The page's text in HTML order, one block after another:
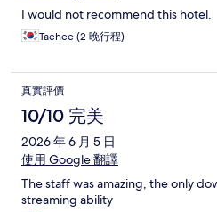
I would not recommend this hotel.
Taehee (2 晚行程)
真實評價
10/10 完美
2026 年 6 月 5 日
使用 Google 翻譯
The staff was amazing, the only
streaming ability